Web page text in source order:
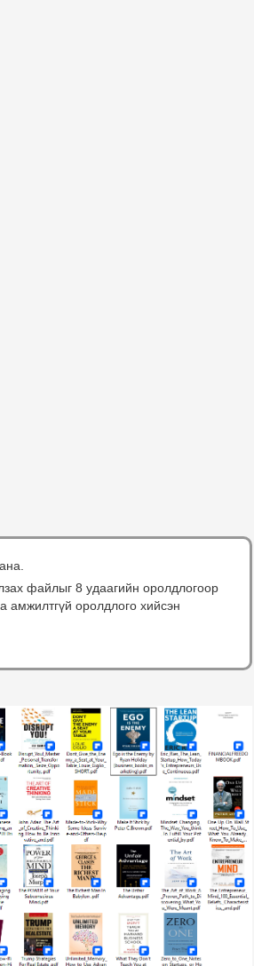
файлыг 8 удаагийн оролдлогоор
амжилтгүй оролдлого хийсэн